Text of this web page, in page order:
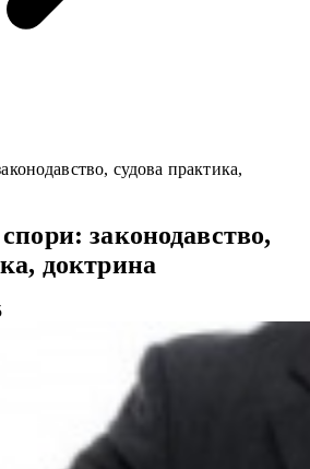
судова практика,
законодавство,
доктрина